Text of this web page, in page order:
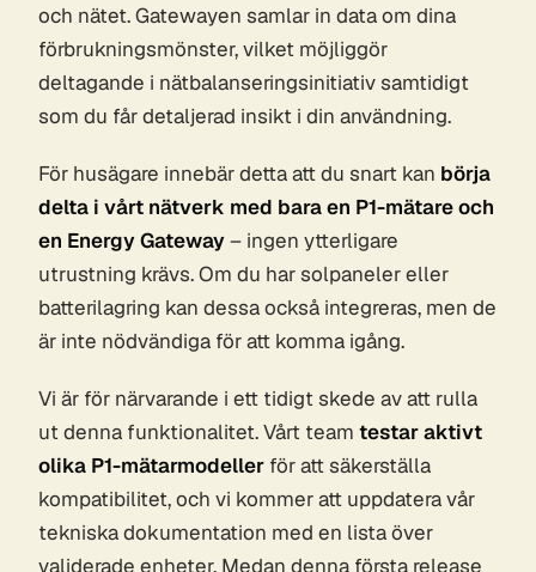
och nätet. Gatewayen samlar in data om dina
förbrukningsmönster, vilket möjliggör
deltagande i nätbalanseringsinitiativ samtidigt
som du får detaljerad insikt i din användning.
För husägare innebär detta att du snart kan börja
delta i vårt nätverk med bara en P1-mätare och
en Energy Gateway– ingen ytterligare
utrustning krävs. Om du har solpaneler eller
batterilagring kan dessa också integreras, men de
är inte nödvändiga för att komma igång.
Vi är för närvarande i ett tidigt skede av att rulla
ut denna funktionalitet. Vårt team testar aktivt
olika P1-mätarmodeller för att säkerställa
kompatibilitet, och vi kommer att uppdatera vår
tekniska dokumentation med en lista över
validerade enheter. Medan denna första release